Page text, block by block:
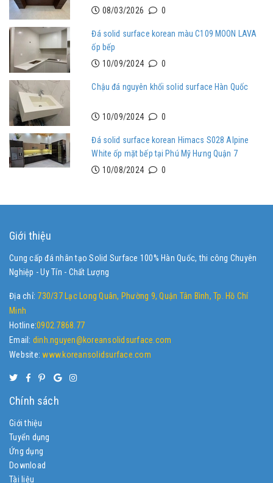
08/03/2026 0
Đá solid surface korean màu C109 MOON LAVA
ốp bếp
10/09/2024
0
Chậu đá nguyên khối solid surface Hàn Quốc
10/09/2024 0
Đá solid surface korean Himacs S028 Alpine
White ốp mặt bếp tại Phú Mỹ Hưng Quận 7
10/08/2024
0
Giới thiệu
Cung cấp đá nhân tạo Solid Surface 100% Hàn Quốc, thi công Chuyên
Nghiệp - Uy Tín - Chất Lượng
Địa chỉ: 730/37 Lạc Long Quân, Phường 9, Quận Tân Bình, Tp. Hồ Chí
Minh
Hotline:0902.7868.77
Email: dinh.nguyen@koreansolidsurface.com
Website:www.koreansolidsurface.com
Chính sách
Giới thiệu
Tuyển dụng
Ứng dụng
Download
Tài liệu